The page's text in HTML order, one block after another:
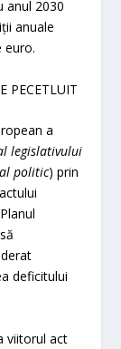
anul 2030
anuale
euro.
PECETLUIT
a
legislativului
politic) prin
deficitului
viitorul act